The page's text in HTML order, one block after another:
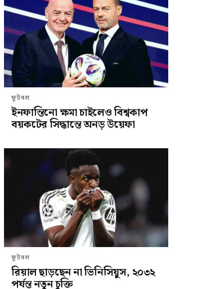
ফুটবল
ইনফান্তিনো ক্ষমা চাইলেও বিশ্বকাপ
বয়কটের সিদ্ধান্তে অনড় উয়েফা
ফুটবল
রিয়াল ছাড়ছেন না ভিনিসিয়ুস, ২০৩২
পর্যন্ত নতুন চুক্তি